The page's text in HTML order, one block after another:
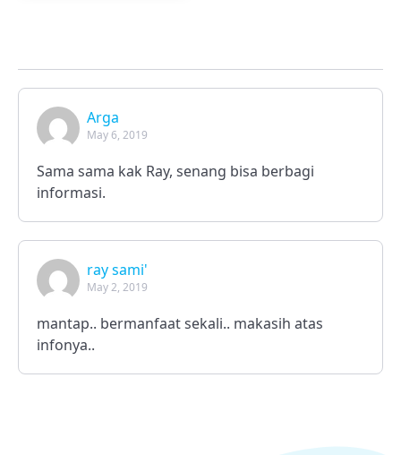
Arga
May 6, 2019
Sama sama kak Ray, senang bisa berbagi
informasi.
ray sami'
May 2, 2019
mantap.. bermanfaat sekali.. makasih atas
infonya..